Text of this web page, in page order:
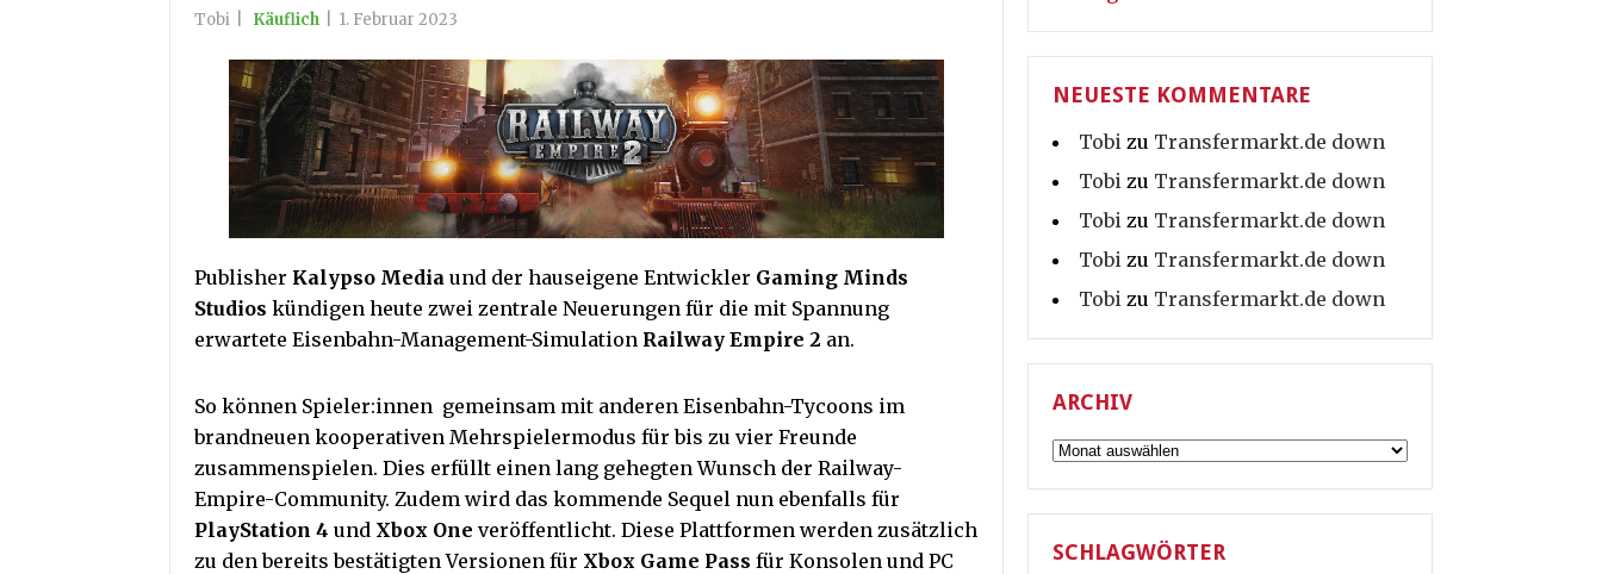
Tobi Käuflich 1. Februar 2023
Publisher Kalypso Media und der hauseigene Entwickler Gaming Minds
Studios kündigen heute zwei zentrale Neuerungen für die mit Spannung
erwartete Eisenbahn-Management-Simulation Railway Empire 2 an.
So können Spieler:innen gemeinsam mit anderen Eisenbahn-Tycoons im
brandneuen kooperativen Mehrspielermodus für bis zu vier Freunde
zusammenspielen. Dies erfüllt einen lang gehegten Wunsch der Railway-
Empire-Community. Zudem wird das kommende Sequel nun ebenfalls für
PlayStation 4 und Xbox One veröffentlicht. Diese Plattformen werden zusätzlich
zu den bereits bestätigten Versionen für Xbox Game Pass für Konsolen und PC
NEUESTE KOMMENTARE
Tobi zu Transfermarkt.de down
Tobi zu Transfermarkt.de down
Tobi zu Transfermarkt.de down
Tobi zu Transfermarkt.de down
Tobi zu Transfermarkt.de down
ARCHIV
Archiv
SCHLAGWÖRTER